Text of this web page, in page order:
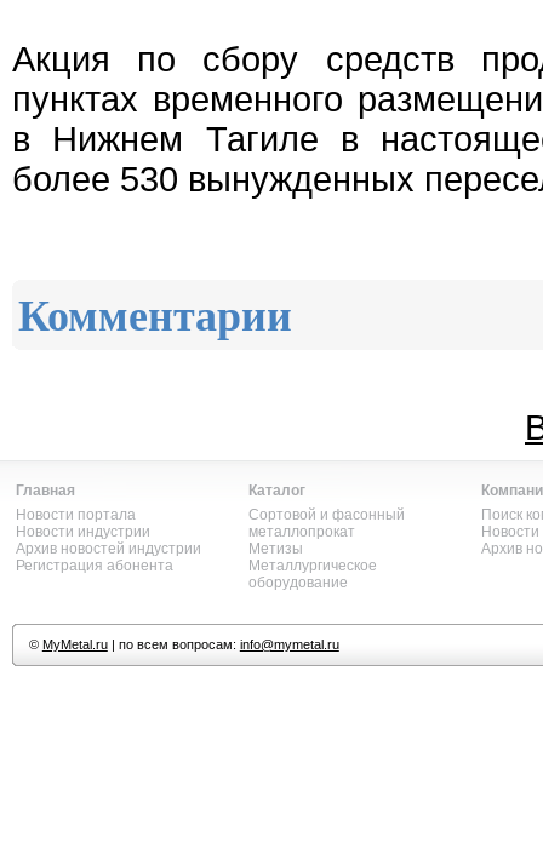
Акция по сбору средств
пунктах временного
в Нижнем Тагиле в
более 530 вынужденных
Комментарии
Главная
Новости портала
Новости индустрии
Архив новостей индустрии
Регистрация абонента
Каталог
Сортовой и фасонный
металлопрокат
Метизы
Металлургическое
оборудование
Поиск
Архив
© MyMetal.ru| по всем вопросам: info@mymetal.ru